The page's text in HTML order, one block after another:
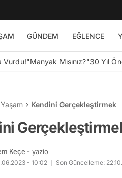
GÜNDEM EĞLENCE
Vurdu!"Manyak Mısınız?"30 Yıl
Yaşam Kendini Gerçekleştirmek
Keçe - yazio
- 10:02 Son Güncelleme: